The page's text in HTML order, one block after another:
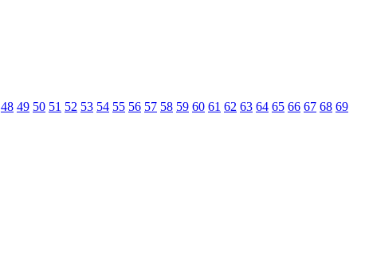
48 49 50 51 52 53 54 55 56 57 58 59 60 61 62 63 64 65 66 67 68 69